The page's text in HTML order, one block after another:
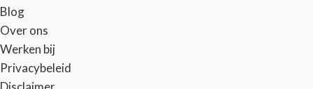
Blog
Over ons
Werken bij
Privacybeleid